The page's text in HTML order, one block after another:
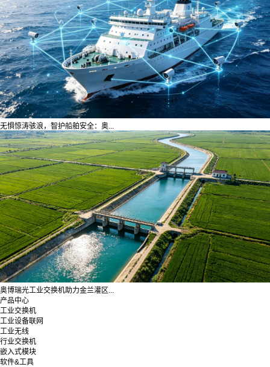
无惧惊涛骇浪，智护船舶安全：奥...
奥博瑞光工业交换机助力金兰灌区...
产品中心
工业交换机
工业设备联网
工业无线
行业交换机
嵌入式模块
软件&工具